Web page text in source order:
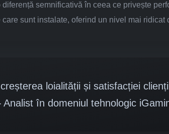
semnificativă în ceea ce privește
sunt instalate, oferind un nivel mai ridicat
loialității și satisfacției
în domeniul tehnologic